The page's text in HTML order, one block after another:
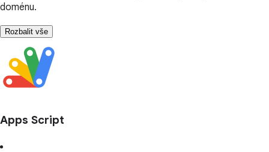
doménu.
Rozbalit vše
Apps Script